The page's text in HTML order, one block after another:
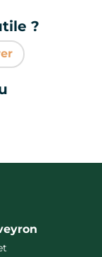
?
(nouvelle
Twitter (nouvelle
WhatsApp
par mail